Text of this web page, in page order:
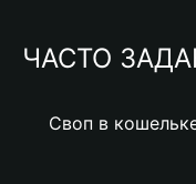
ЧАСТО
Своп в